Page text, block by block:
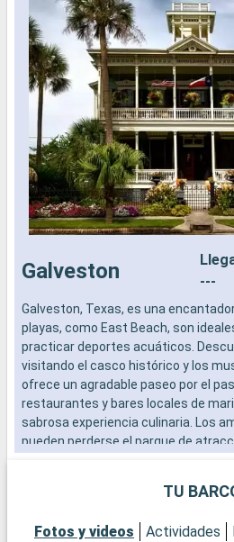
Galveston
---
Galveston, Texas, es una
playas, como East Beach, son
practicar deportes acuáticos.
visitando el casco histórico y los
ofrece un agradable paseo por el
restaurantes y bares locales de
sabrosa experiencia culinaria. Los
pueden perderse el parque de
TU
Fotos y videos Actividades